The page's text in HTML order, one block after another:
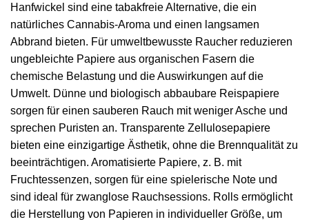
Hanfwickel sind eine tabakfreie Alternative, die ein
natürliches Cannabis-Aroma und einen langsamen
Abbrand bieten. Für umweltbewusste Raucher reduzieren
ungebleichte Papiere aus organischen Fasern die
chemische Belastung und die Auswirkungen auf die
Umwelt. Dünne und biologisch abbaubare Reispapiere
sorgen für einen sauberen Rauch mit weniger Asche und
sprechen Puristen an. Transparente Zellulosepapiere
bieten eine einzigartige Ästhetik, ohne die Brennqualität zu
beeinträchtigen. Aromatisierte Papiere, z. B. mit
Fruchtessenzen, sorgen für eine spielerische Note und
sind ideal für zwanglose Rauchsessions. Rolls ermöglicht
die Herstellung von Papieren in individueller Größe, um